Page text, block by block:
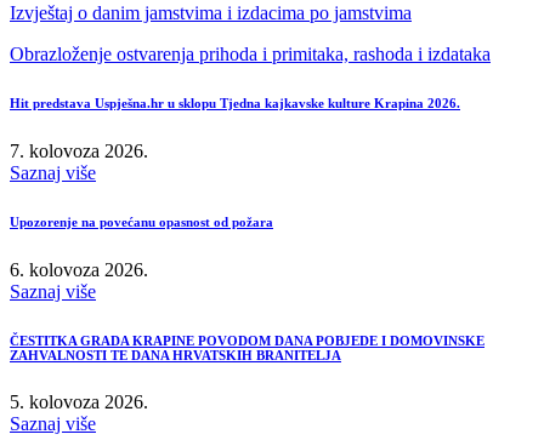
Izvještaj o danim jamstvima i izdacima po jamstvima
Obrazloženje ostvarenja prihoda i primitaka, rashoda i izdataka
Hit predstava Uspješna.hr u sklopu Tjedna kajkavske kulture Krapina 2026.
7. kolovoza 2026.
Saznaj više
Upozorenje na povećanu opasnost od požara
6. kolovoza 2026.
Saznaj više
ČESTITKA GRADA KRAPINE POVODOM DANA POBJEDE I DOMOVINSKE
ZAHVALNOSTI TE DANA HRVATSKIH BRANITELJA
5. kolovoza 2026.
Saznaj više